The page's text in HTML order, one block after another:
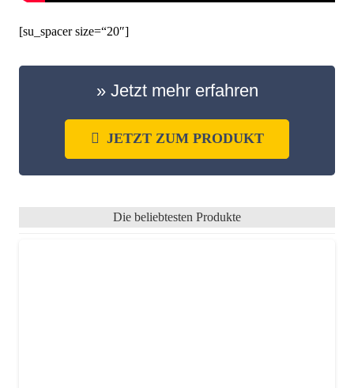
[su_spacer size=“20″]
» Jetzt mehr erfahren
JETZT ZUM PRODUKT
Die beliebtesten Produkte